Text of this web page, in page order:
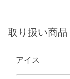
取り扱い商品
アイス